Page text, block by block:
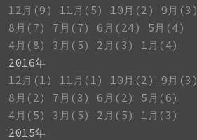
12月(9)
11月(5) 10月(2)
9月(3)
8月(7)
7月(7) 6月(24)
5月(4)
4月(8)
3月(5) 2月(3)
1月(4)
2016年
12月(1)
11月(1) 10月(2)
9月(3)
8月(2)
7月(3) 6月(2)
5月(6)
4月(5)
3月(5) 2月(5)
1月(3)
2015年